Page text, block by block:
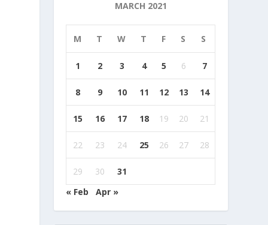
MARCH 2021
M T W T F S S
1 2 3 4 5 6 7
8 9 10 11 12 13 14
15 16 17 18 19 20 21
22 23 24 25 26 27 28
29 30
31
« Feb
Apr »